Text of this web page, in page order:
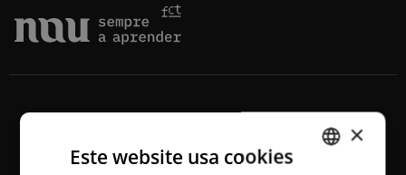
×
Este website usa cookies